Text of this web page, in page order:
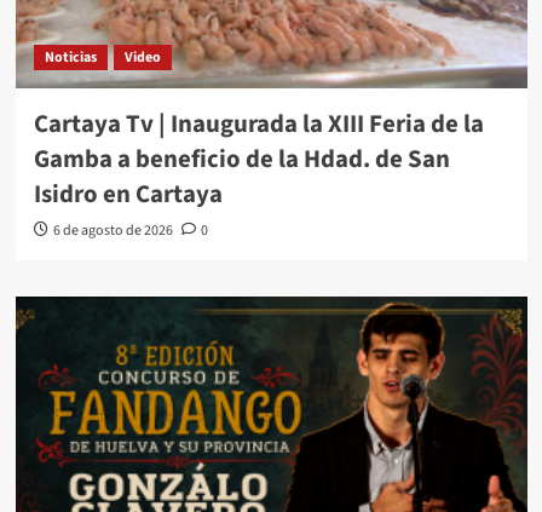
Noticias Video
Cartaya Tv | Inaugurada la XIII Feria de la
Gamba a beneficio de la Hdad. de San
Isidro en Cartaya
6 de agosto de 2026 0